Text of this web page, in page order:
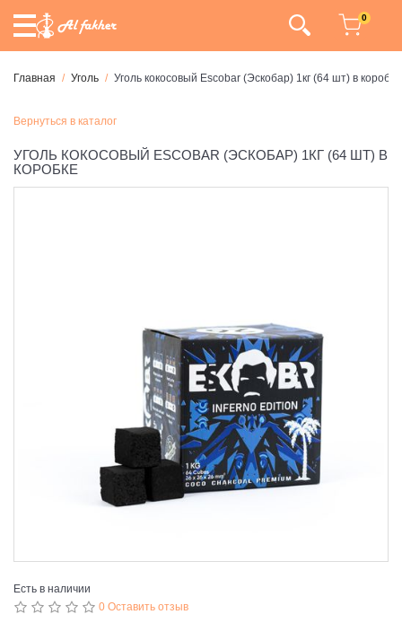
0
Главная Уголь Уголь кокосовый Escobar (Эскобар) 1кг (64 шт) в коробке
Вернуться в каталог
УГОЛЬ КОКОСОВЫЙ ESCOBAR (ЭСКОБАР) 1КГ (64 ШТ) В
КОРОБКЕ
Есть в наличии
0 Оставить отзыв